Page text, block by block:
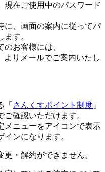
現在ご使用中のパスワード
に、画面の案内に従ってパ
す。
のお客様には、
」よりメールでご案内いたし
「 さんくすポイント制度 」
確認いただけます。
メニューをアイコンで表示
ンになります。
・解約ができません。